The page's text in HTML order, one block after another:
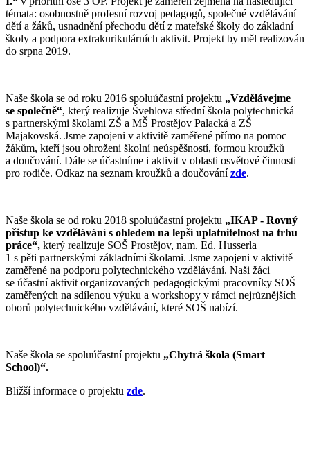
témata: osobnostně profesní rozvoj pedagogů, společné vzdělávání
dětí a žáků, usnadnění přechodu dětí z mateřské školy do základní
školy a podpora extrakurikulárních aktivit. Projekt by měl realizován
do srpna 2019.
Naše škola se od roku 2016 spoluúčastní projektu „Vzdělávejme
se společně“, který realizuje Švehlova střední škola polytechnická
s partnerskými školami ZŠ a MŠ Prostějov Palacká a ZŠ
Majakovská. Jsme zapojeni v aktivitě zaměřené přímo na pomoc
žákům, kteří jsou ohroženi školní neúspěšností, formou kroužků
a doučování. Dále se účastníme i aktivit v oblasti osvětové činnosti
pro rodiče. Odkaz na seznam kroužků a doučovánízde.
Naše škola se od roku 2018 spoluúčastní projektu „IKAP - Rovný
přistup ke vzdělávání s ohledem na lepší uplatnitelnost na trhu
práce“, který realizuje SOŠ Prostějov, nam. Ed. Husserla
1 s pěti partnerskými základními školami. Jsme zapojeni v aktivitě
zaměřené na podporu polytechnického vzdělávání. Naši žáci
se účastní aktivit organizovaných pedagogickými pracovníky SOŠ
zaměřených na sdílenou výuku a workshopy v rámci nejrůznějších
oborů polytechnického vzdělávání, které SOŠ nabízí.
Naše škola se spoluúčastní projektu „Chytrá škola (Smart
School)“.
Bližší informace o projektu zde.